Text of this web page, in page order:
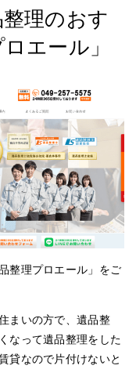
理のおす
エール」
整理プロエール」をご
まいの方で、遺品整
なって遺品整理をした
貸なので片付けないと